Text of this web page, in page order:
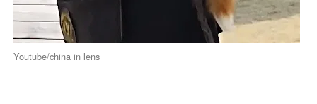
Youtube/china in lens